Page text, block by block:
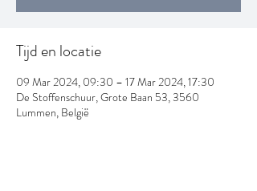
Tijd en locatie
09 Mar 2024, 09:30 – 17 Mar 2024, 17:30
De Stoffenschuur, Grote Baan 53, 3560
Lummen, België